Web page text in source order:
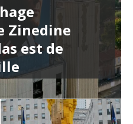
Zinedine
est de